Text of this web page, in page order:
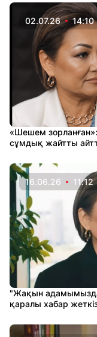
02.07.26 14:10
«Шешем зорланған»:
сұмдық жайтты
16.06.26 11:12
"Жақын
қаралы хабар